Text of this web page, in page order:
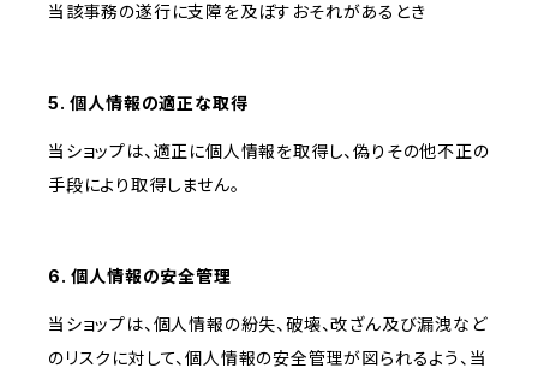
当該事務の遂行に支障を及ぼすおそれがあるとき
5. 個人情報の適正な取得
当ショップは、適正に個人情報を取得し、偽りその他不正の
手段により取得しません。
6. 個人情報の安全管理
当ショップは、個人情報の紛失、破壊、改ざん及び漏洩など
のリスクに対して、個人情報の安全管理が図られるよう、当